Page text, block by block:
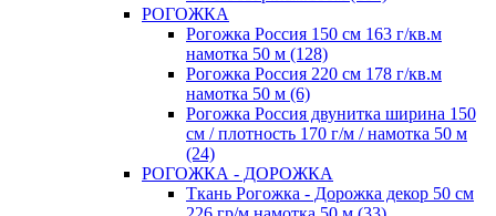
РОГОЖКА
Рогожка Россия 150 см 163 г/кв.м
намотка 50 м (128)
Рогожка Россия 220 см 178 г/кв.м
намотка 50 м (6)
Рогожка Россия двунитка ширина 150
см / плотность 170 г/м / намотка 50 м
(24)
РОГОЖКА - ДОРОЖКА
Ткань Рогожка - Дорожка декор 50 см